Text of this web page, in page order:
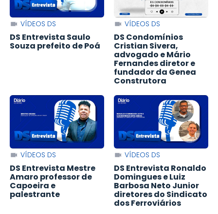
VÍDEOS DS
DS Entrevista Saulo
Souza prefeito de Poá
VÍDEOS DS
DS Condomínios
Cristian Sivera,
advogado e Mário
Fernandes diretor e
fundador da Genea
Construtora
VÍDEOS DS
DS Entrevista Mestre
Amaro professor de
Capoeira e
palestrante
VÍDEOS DS
DS Entrevista Ronaldo
Domingues e Luiz
Barbosa Neto Junior
diretores do Sindicato
dos Ferroviários